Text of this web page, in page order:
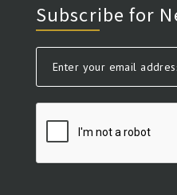
Subscribe for